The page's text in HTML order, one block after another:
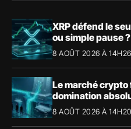
XRP défend le
ou simple pause ?
8 AOÛT 2026 À 14H26
Le marché crypto
domination
8 AOÛT 2026 À 14H20